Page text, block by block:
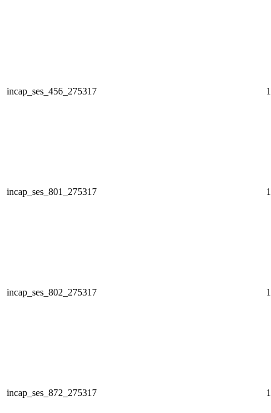
incap_ses_456_275317
incap_ses_801_275317
incap_ses_802_275317
incap_ses_872_275317